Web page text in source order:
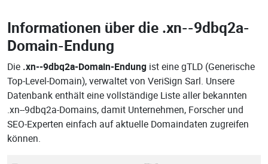
Informationen über die .xn--9dbq2a-
Domain-Endung
Die .xn--9dbq2a-Domain-Endung ist eine gTLD (Generische
Top-Level-Domain), verwaltet von VeriSign Sarl. Unsere
Datenbank enthält eine vollständige Liste aller bekannten
.xn--9dbq2a-Domains, damit Unternehmen, Forscher und
SEO-Experten einfach auf aktuelle Domaindaten zugreifen
können.